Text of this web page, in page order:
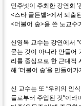
민주넷이 주최한 강연회
<스타 골든벨>에서 퇴출
<더불어 숲>을 쓴 노교수
신영복 교수는 강연에서
묻는 것이 아니라 만들어
리를 중심으로 한 근대적
해 ‘더불어 숲’을 만들어
신 교수는 또 “우리의 인
들로부터 주입된 것”이